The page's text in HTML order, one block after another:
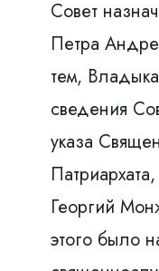
Совет
Петра
тем,
сведения
указа
Георгий
этого былo